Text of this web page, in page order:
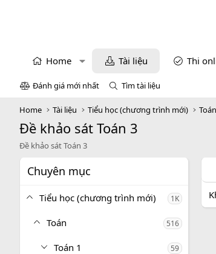
Home Tài liệu Thi
Đánh giá mới nhất Tìm tài liệu
Home Tài liệu Tiểu học (chương trình mới) Toán
Đề khảo sát Toán 3
Đề khảo sát Toán 3
Chuyên mục
Tiểu học (chương trình mới) 1K
Toán 516
Toán 1 59